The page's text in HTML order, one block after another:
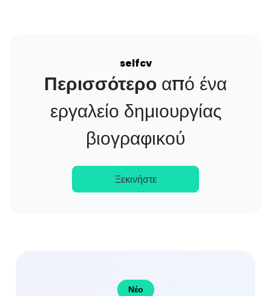
selfcv
Περισσότερο από ένα
εργαλείο δημιουργίας
βιογραφικού
Ξεκινήστε
Νέο